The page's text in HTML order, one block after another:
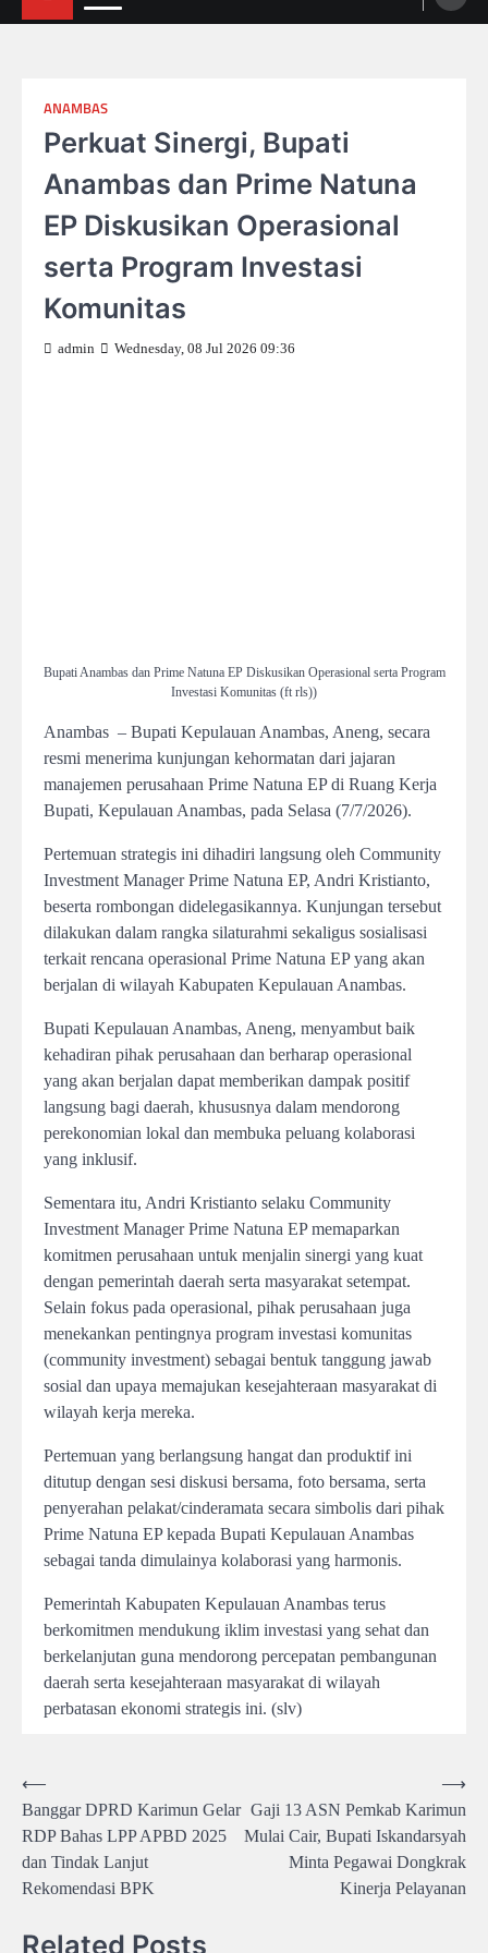
ANAMBAS
Perkuat Sinergi, Bupati
Anambas dan Prime Natuna
EP Diskusikan Operasional
serta Program Investasi
Komunitas
admin Wednesday, 08 Jul 2026 09:36
Bupati Anambas dan Prime Natuna EP Diskusikan Operasional serta Program
Investasi Komunitas (ft rls))
Anambas – Bupati Kepulauan Anambas, Aneng, secara
resmi menerima kunjungan kehormatan dari jajaran
manajemen perusahaan Prime Natuna EP di Ruang Kerja
Bupati, Kepulauan Anambas, pada Selasa (7/7/2026).
Pertemuan strategis ini dihadiri langsung oleh Community
Investment Manager Prime Natuna EP, Andri Kristianto,
beserta rombongan didelegasikannya. Kunjungan tersebut
dilakukan dalam rangka silaturahmi sekaligus sosialisasi
terkait rencana operasional Prime Natuna EP yang akan
berjalan di wilayah Kabupaten Kepulauan Anambas.
Bupati Kepulauan Anambas, Aneng, menyambut baik
kehadiran pihak perusahaan dan berharap operasional
yang akan berjalan dapat memberikan dampak positif
langsung bagi daerah, khususnya dalam mendorong
perekonomian lokal dan membuka peluang kolaborasi
yang inklusif.
Sementara itu, Andri Kristianto selaku Community
Investment Manager Prime Natuna EP memaparkan
komitmen perusahaan untuk menjalin sinergi yang kuat
dengan pemerintah daerah serta masyarakat setempat.
Selain fokus pada operasional, pihak perusahaan juga
menekankan pentingnya program investasi komunitas
(community investment) sebagai bentuk tanggung jawab
sosial dan upaya memajukan kesejahteraan masyarakat di
wilayah kerja mereka.
Pertemuan yang berlangsung hangat dan produktif ini
ditutup dengan sesi diskusi bersama, foto bersama, serta
penyerahan pelakat/cinderamata secara simbolis dari pihak
Prime Natuna EP kepada Bupati Kepulauan Anambas
sebagai tanda dimulainya kolaborasi yang harmonis.
Pemerintah Kabupaten Kepulauan Anambas terus
berkomitmen mendukung iklim investasi yang sehat dan
berkelanjutan guna mendorong percepatan pembangunan
daerah serta kesejahteraan masyarakat di wilayah
perbatasan ekonomi strategis ini. (slv)
Post
navigation
⟵
Banggar DPRD Karimun Gelar
RDP Bahas LPP APBD 2025
dan Tindak Lanjut
Rekomendasi BPK
Gaji 13 ASN Pemkab Karimun
Mulai Cair, Bupati Iskandarsyah
Minta Pegawai Dongkrak
Kinerja Pelayanan
⟶
Related Posts